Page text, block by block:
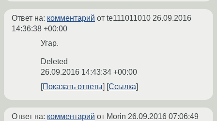
Ответ на: комментарий от te111011010 26.09.2016
14:36:38 +00:00
Угар.
Deleted
26.09.2016 14:43:34 +00:00
Показать ответы
Ссылка
Ответ на: комментарий от Morin 26.09.2016 07:06:49